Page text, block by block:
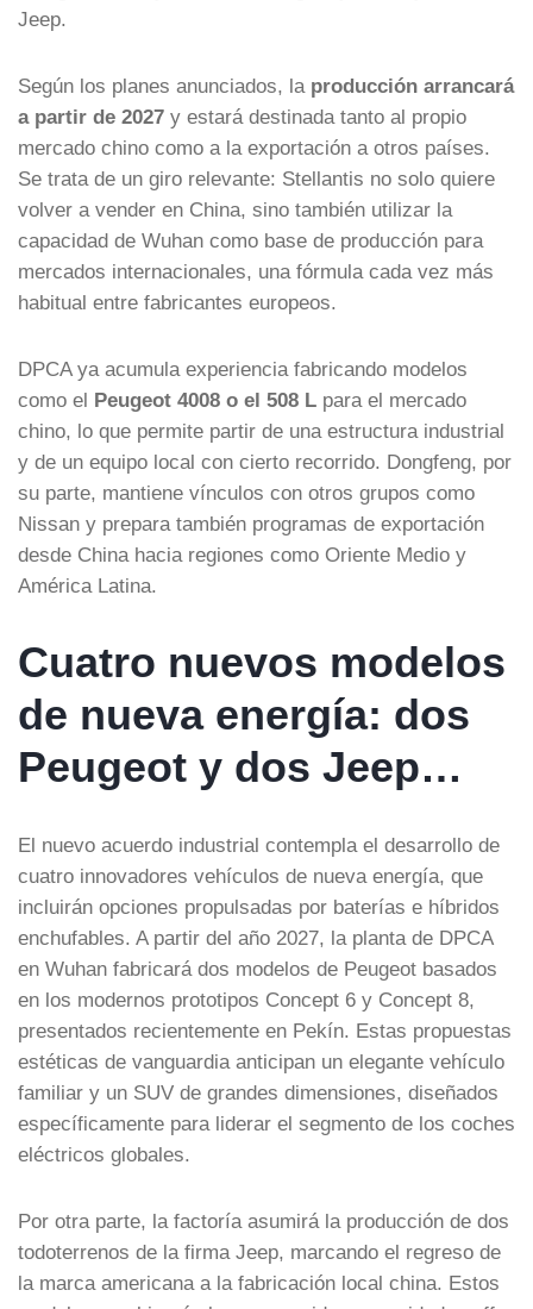
Jeep.
Según los planes anunciados, la producción arrancará
a partir de 2027 y estará destinada tanto al propio
mercado chino como a la exportación a otros países.
Se trata de un giro relevante: Stellantis no solo quiere
volver a vender en China, sino también utilizar la
capacidad de Wuhan como base de producción para
mercados internacionales, una fórmula cada vez más
habitual entre fabricantes europeos.
DPCA ya acumula experiencia fabricando modelos
como el Peugeot 4008 o el 508 L para el mercado
chino, lo que permite partir de una estructura industrial
y de un equipo local con cierto recorrido. Dongfeng, por
su parte, mantiene vínculos con otros grupos como
Nissan y prepara también programas de exportación
desde China hacia regiones como Oriente Medio y
América Latina.
Cuatro nuevos modelos
de nueva energía: dos
Peugeot y dos Jeep…
El nuevo acuerdo industrial contempla el desarrollo de
cuatro innovadores vehículos de nueva energía, que
incluirán opciones propulsadas por baterías e híbridos
enchufables. A partir del año 2027, la planta de DPCA
en Wuhan fabricará dos modelos de Peugeot basados
en los modernos prototipos Concept 6 y Concept 8,
presentados recientemente en Pekín. Estas propuestas
estéticas de vanguardia anticipan un elegante vehículo
familiar y un SUV de grandes dimensiones, diseñados
específicamente para liderar el segmento de los coches
eléctricos globales.
Por otra parte, la factoría asumirá la producción de dos
todoterrenos de la firma Jeep, marcando el regreso de
la marca americana a la fabricación local china. Estos